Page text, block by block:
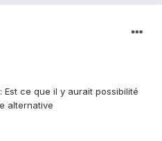
Est ce que il y aurait possibilité
alternative